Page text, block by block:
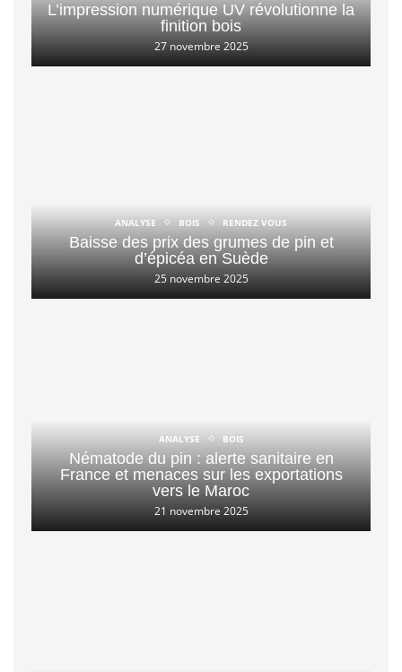
L’impression numérique UV révolutionne la
finition bois
27 novembre 2025
ANALYSE BOIS RENDEZ VOUS
Baisse des prix des grumes de pin et
d’épicéa en Suède
25 novembre 2025
ANALYSE BOIS
Nématode du pin : alerte sanitaire en
France et menaces sur les exportations
vers le Maroc
21 novembre 2025